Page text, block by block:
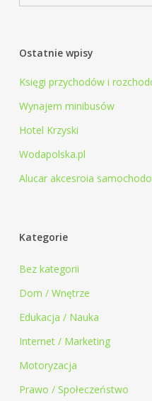
Ostatnie wpisy
Księgi przychodów i
Wynajem minibusów
Hotel Krzyski
Wodapolska.pl
Alucar akcesroia
Kategorie
Bez kategorii
Dom / Wnętrze
Edukacja / Nauka
Internet / Marketing
Motoryzacja
Prawo / Społeczeństwo